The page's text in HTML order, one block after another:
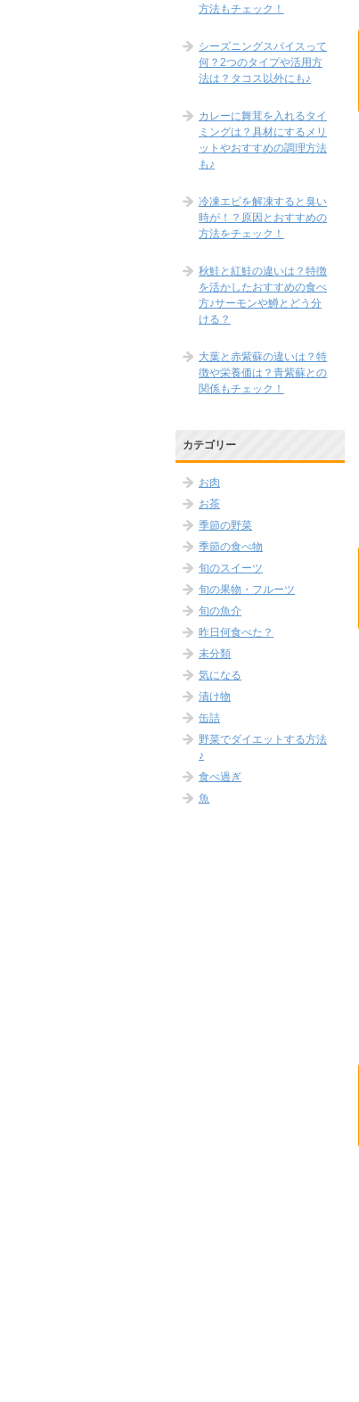
方法もチェック！
シーズニングスパイスって
何？2つのタイプや活用方
法は？タコス以外にも♪
カレーに舞茸を入れるタイ
ミングは？具材にするメリ
ットやおすすめの調理方法
も♪
冷凍エビを解凍すると臭い
時が！？原因とおすすめの
方法をチェック！
秋鮭と紅鮭の違いは？特徴
を活かしたおすすめの食べ
方♪サーモンや鱒とどう分
ける？
大葉と赤紫蘇の違いは？特
徴や栄養価は？青紫蘇との
関係もチェック！
カテゴリー
お肉
お茶
季節の野菜
季節の食べ物
旬のスイーツ
旬の果物・フルーツ
旬の魚介
昨日何食べた？
未分類
気になる
漬け物
缶詰
野菜でダイエットする方法
♪
食べ過ぎ
魚